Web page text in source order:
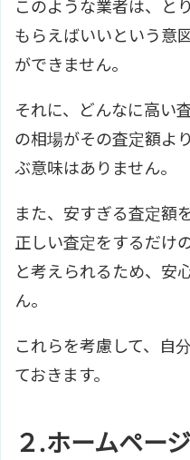
このような業者は、と
もらえばいいという意
ができません。
それに、どんなに高い
の相場がその査定額よ
ぶ意味はありません。
また、安すぎる査定額
正しい査定をするだけ
と考えられるため、安
ん。
これらを考慮して、自
ておきます。
２.ホームペー